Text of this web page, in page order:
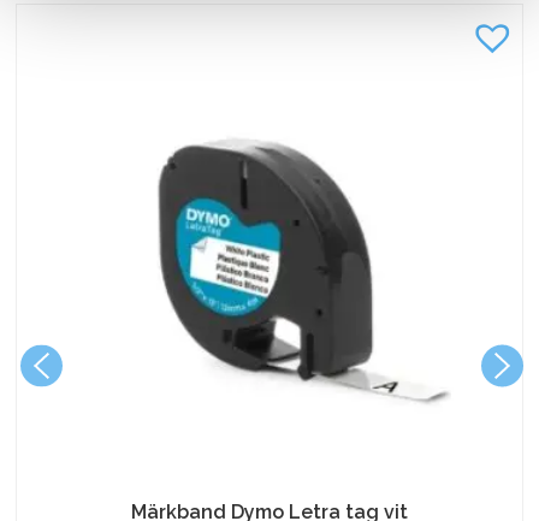
Märkband Dymo Letra tag vit